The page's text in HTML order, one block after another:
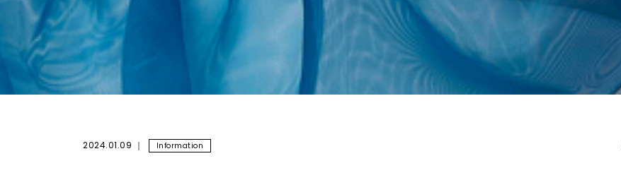
2024.01.09 Information